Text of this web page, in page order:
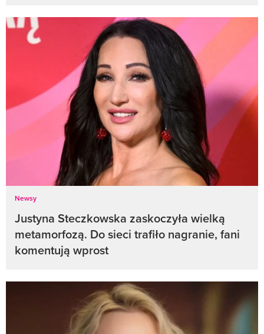
Newsy
Justyna Steczkowska zaskoczyła wielką
metamorfozą. Do sieci trafiło nagranie, fani
komentują wprost